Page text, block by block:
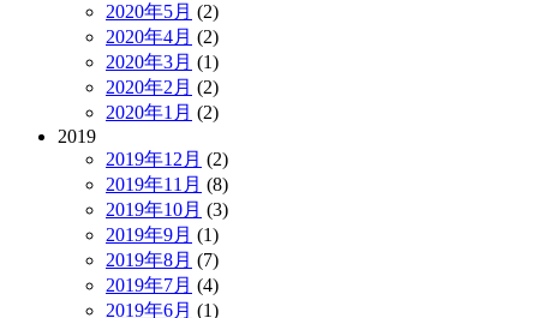
2020年5月 (2)
2020年4月 (2)
2020年3月 (1)
2020年2月 (2)
2020年1月 (2)
2019
2019年12月 (2)
2019年11月 (8)
2019年10月 (3)
2019年9月 (1)
2019年8月 (7)
2019年7月 (4)
2019年6月 (1)